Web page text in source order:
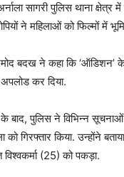
सागरी पुलिस थाना
ने महिलाओं को फिल्मों में
बदख ने कहा कि
कर दिया.
के बाद, पुलिस ने विभिन्न
गिरफ्तार किया. उन्होंने
(25) को पकड़ा.